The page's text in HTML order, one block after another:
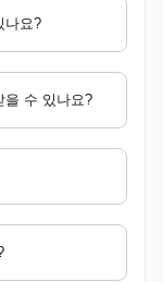
나요?
을 수 있나요?